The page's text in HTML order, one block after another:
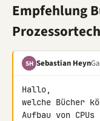
Empfehlung
SH Sebastian Heyn
Hallo,
welche Bücher
Aufbau von